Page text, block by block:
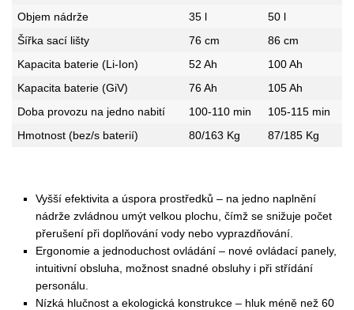
Objem nádrže
35 l
50 l
Šířka sací lišty
76 cm
86 cm
Kapacita baterie (Li-Ion)
52 Ah
100 Ah
Kapacita baterie (GiV)
76 Ah
105 Ah
Doba provozu na jedno nabití
100-110 min
105-115 min
Hmotnost (bez/s baterií)
80/163 Kg 87/185 Kg
Vyšší efektivita a úspora prostředků – na jedno naplnění
nádrže zvládnou umýt velkou plochu, čímž se snižuje počet
přerušení při doplňování vody nebo vyprazdňování.
Ergonomie a jednoduchost ovládání – nové ovládací panely,
intuitivní obsluha, možnost snadné obsluhy i při střídání
personálu.
Nízká hlučnost a ekologická konstrukce – hluk méně než 60